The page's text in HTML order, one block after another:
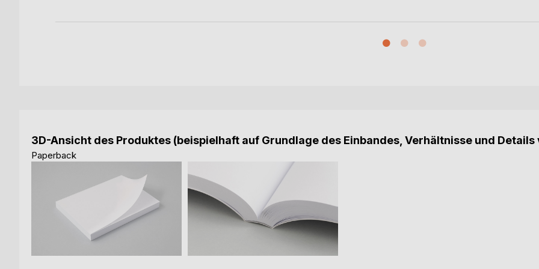
3D-Ansicht des Produktes (beispielhaft auf Grundlage des Einbandes, Verhältnisse und
Paperback